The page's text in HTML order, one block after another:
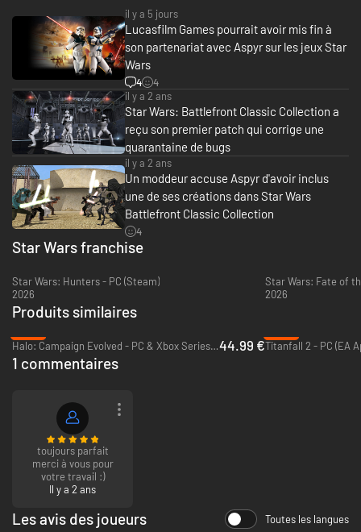
Extension de Hero Assault
Hero Assault est jouable sur toutes les cartes terrestres, y compris :
Death Star, Kashyyyk, Kamino et Naboo pour la toute première fois
– Combattez avec des héros : Mace Windu, Yoda, Luke Skywalker et bien
d'autres !
– Battez-vous avec des méchants : Darth Maul, General Grievous, Darth
Vader et bien d'autres !
il y a 5 jours
Lucasfilm Games pourrait avoir mis fin à
son partenariat avec Aspyr sur les jeux Star
Wars
4
4
il y a 2 ans
Star Wars: Battlefront Classic Collection a
reçu son premier patch qui corrige une
quarantaine de bugs
il y a 2 ans
Un moddeur accuse Aspyr d'avoir inclus
une de ses créations dans Star Wars
Battlefront Classic Collection
4
Star Wars franchise
Star Wars: Hunters - PC (Steam)
2026
Star Wars: Fate of
2026
Produits similaires
Halo: Campaign Evolved - PC & Xbox Series X|S (Microsoft Store)44.99 €Titanfall 2 - PC (EA
1 commentaires
toujours parfait
merci à vous pour
votre travail :)
Il y a 2 ans
Les avis des joueurs Toutes les langues